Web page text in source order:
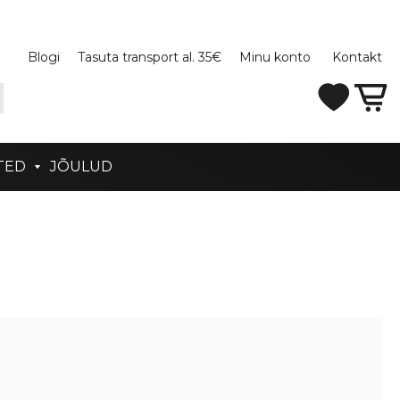
Blogi Tasuta transport al. 35€ Minu konto Kontakt
JÕULUD